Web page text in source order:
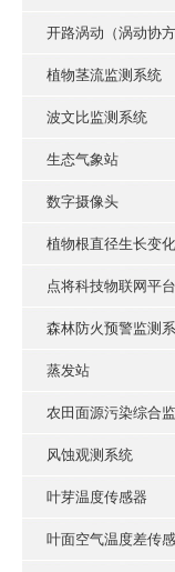
开路涡动（涡动协
植物茎流监测系统
波文比监测系统
生态气象站
数字摄像头
植物根直径生长变
点将科技物联网平台
森林防火预警监测
蒸发站
农田面源污染综合
风蚀观测系统
叶芽温度传感器
叶面空气温度差传